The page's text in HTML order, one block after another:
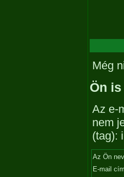
Még
Ön
Az e-
nem
(tag):
Az Ön
E-mail